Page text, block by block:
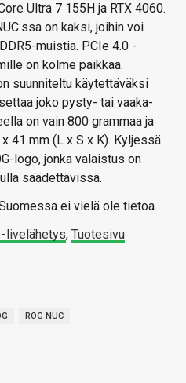
Ultra 7 155H ja RTX 4060.
on kaksi, joihin voi
muistia. PCIe 4.0 -
on kolme paikkaa.
suunniteltu käytettäväksi
joko pysty- tai vaaka-
on vain 800 grammaa ja
41 mm (L x S x K). Kyljessä
logo, jonka valaistus on
säädettävissä.
ei vielä ole tietoa.
livelähetys, Tuotesivu
ROG NUC